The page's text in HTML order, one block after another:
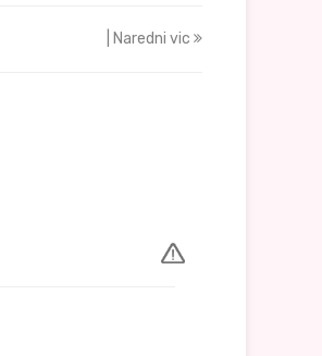
| Naredni vic